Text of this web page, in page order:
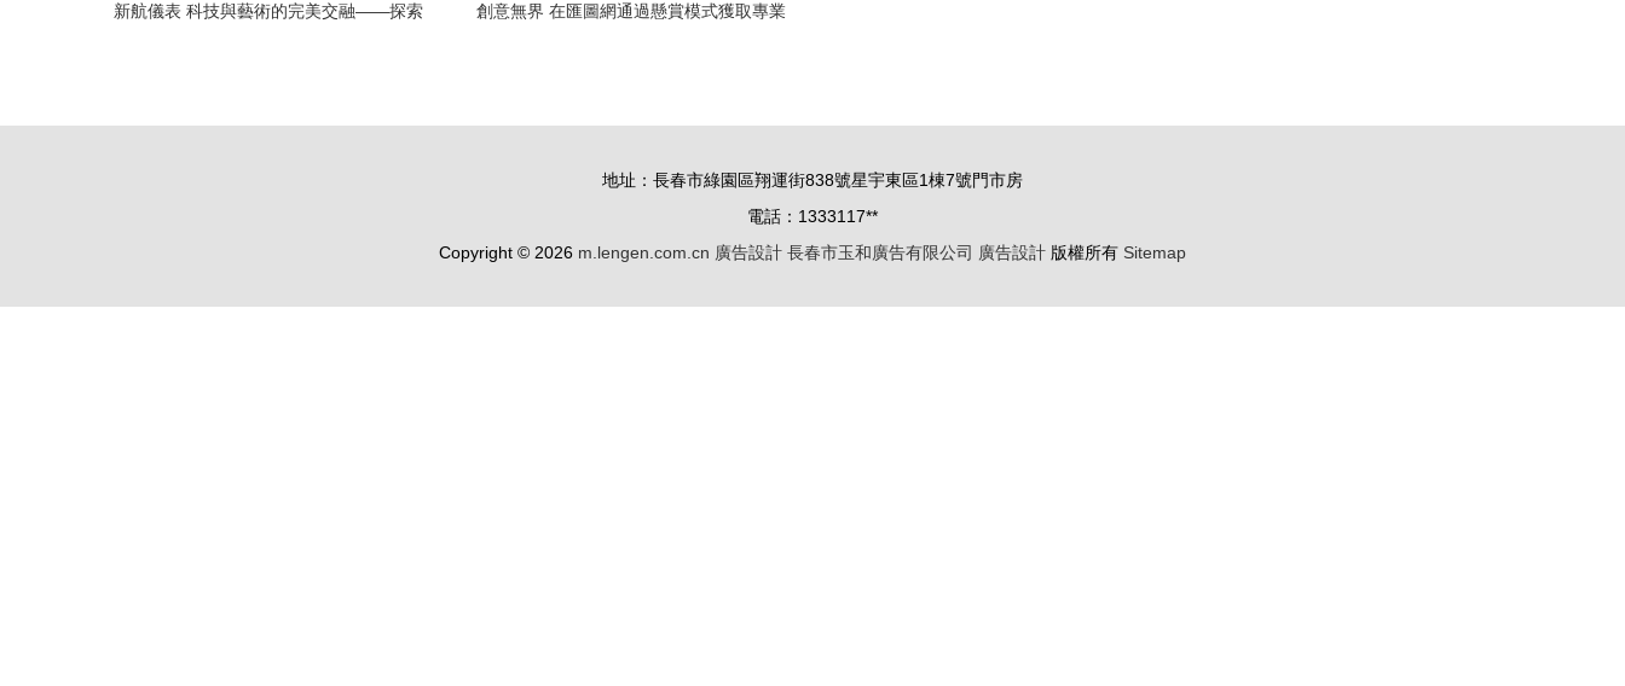
新航儀表 科技與藝術的完美交融——探索
創意無界 在匯圖網通過懸賞模式獲取專業
地址：長春市綠園區翔運街838號星宇東區1棟7號門市房
電話：1333117**
Copyright © 2026 m.lengen.com.cn 廣告設計 長春市玉和廣告有限公司 廣告設計 版權所有 Sitemap